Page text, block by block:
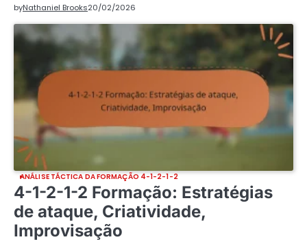
byNathaniel Brooks20/02/2026
ANÁLISE TÁCTICA DA FORMAÇÃO 4-1-2-1-2
4-1-2-1-2 Formação: Estratégias
de ataque, Criatividade,
Improvisação